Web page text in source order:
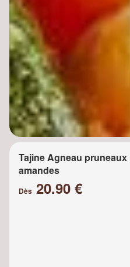
Tajine Agneau pruneaux
amandes
Dès 20.90 €